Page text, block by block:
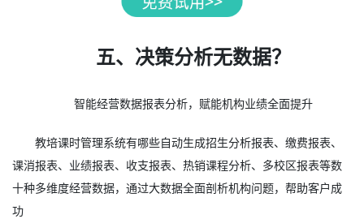
五、决策分析无数据？
智能经营数据报表分析，赋能机构业绩全面提升
教培课时管理系统有哪些自动生成招生分析报表、缴费报表、
课消报表、业绩报表、收支报表、热销课程分析、多校区报表等数
十种多维度经营数据，通过大数据全面剖析机构问题，帮助客户成
功